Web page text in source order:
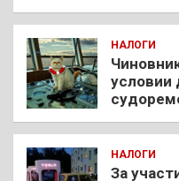
НАЛОГИ
условии
НАЛОГИ
За